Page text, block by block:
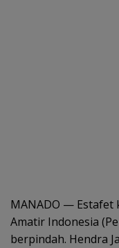
MANADO — Estafet
Amatir Indonesia
berpindah. Hendra